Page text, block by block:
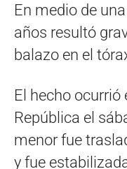
En medio de
años resultó
balazo en el
El hecho ocurrió
República el
menor fue
y fue